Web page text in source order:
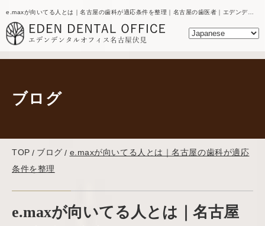
e.maxが向いてる人とは｜名古屋の歯科が適応条件を整理｜名古屋の歯医者｜エデンデンタルオフィスのブログ
ブログ
TOP ブログ
e.maxが向いてる人とは｜名古屋の歯科が適応
条件を整理
e.maxが向いてる人とは｜名古屋